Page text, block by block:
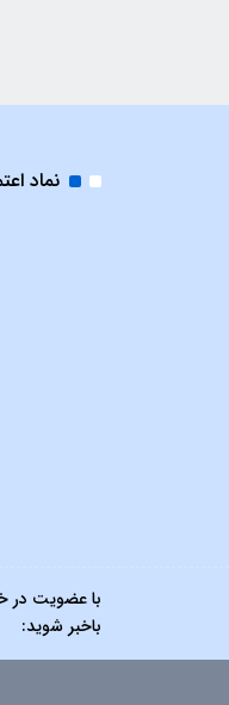
نماد
با عضویت در
باخبر شوید: